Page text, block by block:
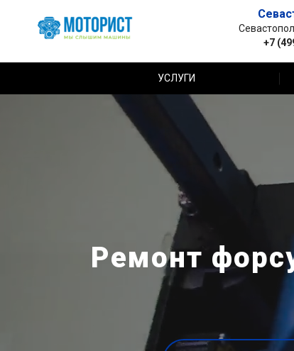
+7
УСЛУГИ
Ремонт